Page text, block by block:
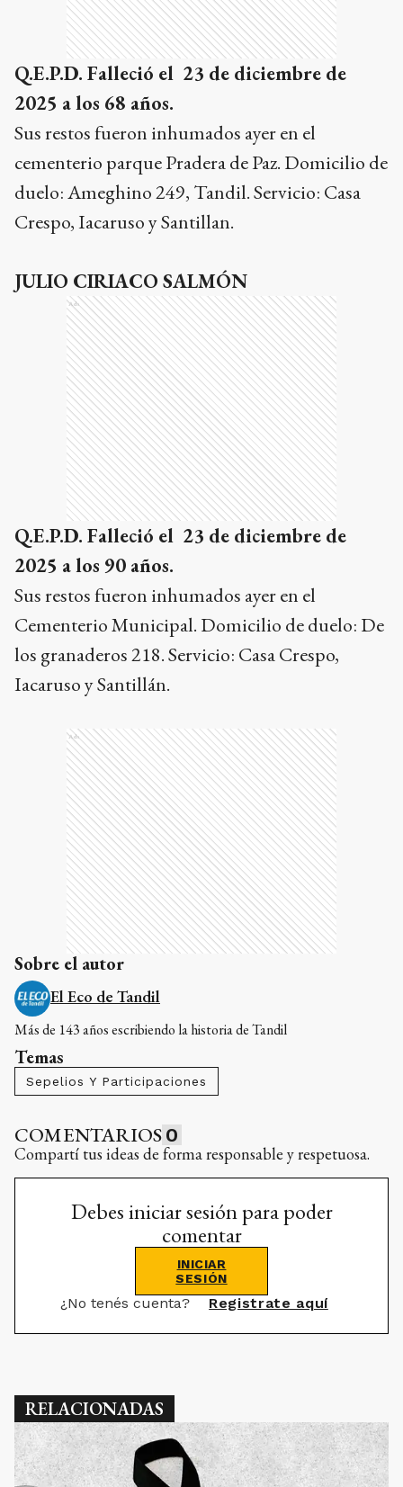
Q.E.P.D. Falleció el 23 de diciembre de
2025 a los 68 años.
Sus restos fueron inhumados ayer en el
cementerio parque Pradera de Paz. Domicilio de
duelo: Ameghino 249, Tandil.Servicio: Casa
Crespo, Iacaruso y Santillan.
JULIO CIRIACO SALMÓN
Ads
Q.E.P.D. Falleció el 23 de diciembre de
2025 a los 90 años.
Sus restos fueron inhumados ayer en el
Cementerio Municipal. Domicilio de duelo: De
los granaderos 218. Servicio: Casa Crespo,
Iacaruso y Santillán.
Ads
Sobre el autor
El Eco de Tandil
Más de 143 años escribiendo la historia de Tandil
Temas
Sepelios Y Participaciones
COMENTARIOS 0
Compartí tus ideas de forma responsable y respetuosa.
Debes iniciar sesión para poder
comentar
INICIAR
SESIÓN
¿No tenés cuenta? Registrate aquí
RELACIONADAS